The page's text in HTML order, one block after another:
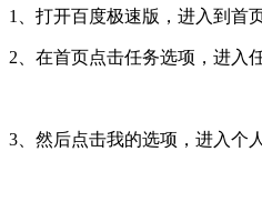
1、打开百度极速版，进入到首
2、在首页点击任务选项，进入
3、然后点击我的选项，进入个